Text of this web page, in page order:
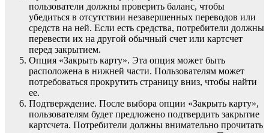
пользователи должны проверить баланс, чтобы
убедиться в отсутствии незавершенных переводов или
средств на ней. Если есть средства, потребители должны
перевести их на другой обычный счет или картсчет
перед закрытием.
Опция «Закрыть карту». Эта опция может быть
расположена в нижней части. Пользователям может
потребоваться прокрутить страницу вниз, чтобы найти
ее.
Подтверждение. После выбора опции «Закрыть карту»,
пользователям будет предложено подтвердить закрытие
картсчета. Потребители должны внимательно прочитать